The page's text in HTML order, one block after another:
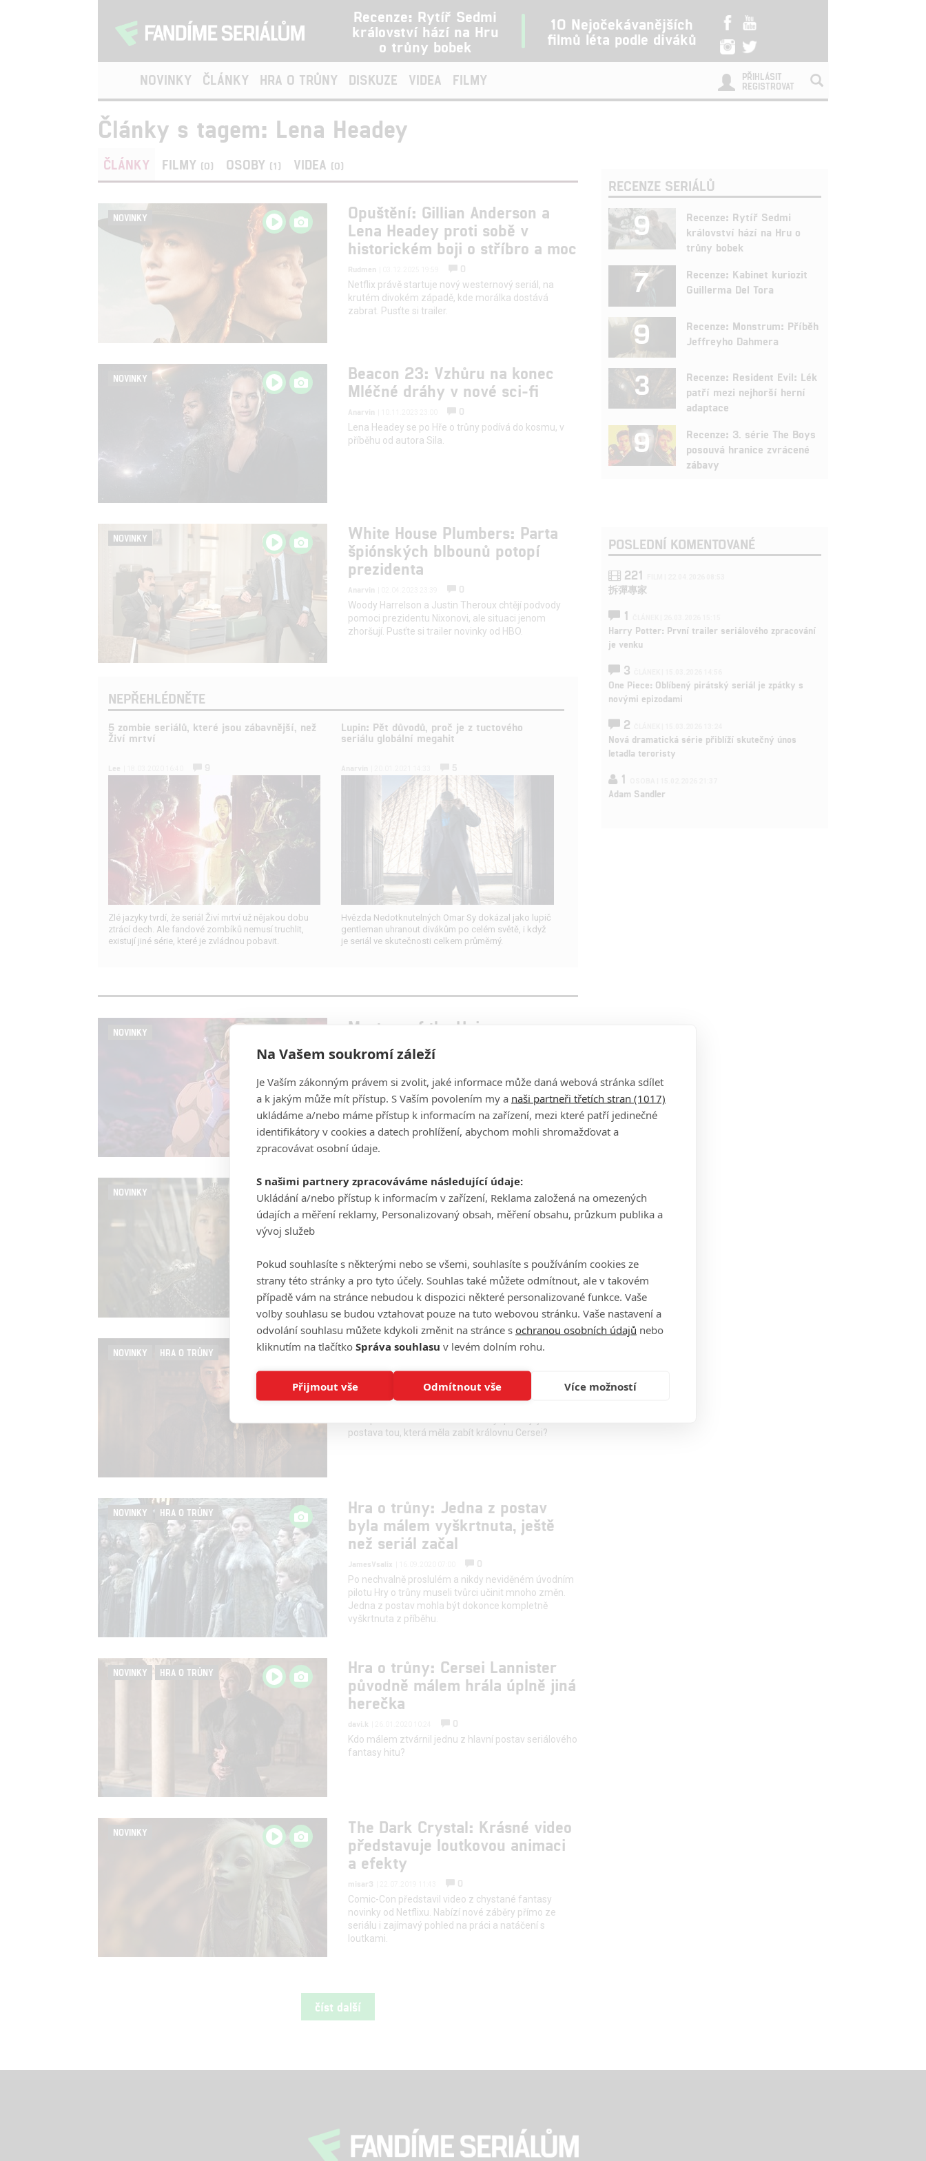
Recenze: Rytíř Sedmi
království hází na Hru
o trůny bobek
10 Nejočekávanějších
filmů léta podle diváků
NOVINKY ČLÁNKY HRA O TRŮNY DISKUZE VIDEA FILMY
PŘIHLÁSIT
REGISTROVAT
Články s tagem: Lena Headey
ČLÁNKY FILMY (0) OSOBY (1) VIDEA (0)
NOVINKY
Opuštění: Gillian Anderson a
Lena Headey proti sobě v
historickém boji o stříbro a moc
Rudmen
0
Netflix právě startuje nový westernový seriál, na
krutém divokém západě, kde morálka dostává
zabrat. Pusťte si trailer.
NOVINKY
Beacon 23: Vzhůru na konec
Mléčné dráhy v nové sci-fi
Anarvin
0
Lena Headey se po Hře o trůny podívá do kosmu, v
příběhu od autora Sila.
NOVINKY
White House Plumbers: Parta
špiónských blbounů potopí
prezidenta
Anarvin
0
Woody Harrelson a Justin Theroux chtějí podvody
pomoci prezidentu Nixonovi, ale situaci jenom
zhoršují. Pusťte si trailer novinky od HBO.
NEPŘEHLÉDNĚTE
5 zombie seriálů, které jsou zábavnější, než
Živí mrtví
Zlé jazyky tvrdí, že seriál Živí mrtví už nějakou dobu
ztrácí dech. Ale fandové zombíků nemusí truchlit,
existují jiné série, které je zvládnou pobavit.
Lupin: Pět důvodů, proč je z tuctového
seriálu globální megahit
Hvězda Nedotknutelných Omar Sy dokázal jako lupič
gentleman uhranout divákům po celém světě, i když
je seriál ve skutečnosti celkem průměrný.
NOVINKY
Masters of the Universe:
Populární He-Man se tento
týden vrátí na Netflixu
Anarvin | 21.07.2021 15:50
0
Kevin Smith přivedl k životu nové příběhy z fantasy
světa plného magie, mečů a monster. Mrkněte na
trailery, seznamte se.
NOVINKY
Beacon 23: Lena Headey se v
napínavém thrilleru stane
strážkyní vesmírného majáku
Sci-fi od autora populárního Sila se dočká
seriálového zpracování.
NOVINKY HRA O TRŮNY
Hra o trůny: Představitelka
kdo zabije Cersei
davi.k
0
postava tou, která měla zabít královnu Cersei?
NOVINKY HRA O TRŮNY
Hra o trůny: Jedna z postav
byla málem vyškrtnuta, ještě
než seriál začal
JamesVsalix
0
Po nechvalně proslulém a nikdy neviděném úvodním
pilotu Hry o trůny museli tvůrci učinit mnoho změn.
Jedna z postav mohla být dokonce kompletně
vyškrtnuta z příběhu.
NOVINKY HRA O TRŮNY
Hra o trůny: Cersei Lannister
původně málem hrála úplně jiná
herečka
davi.k
0
Kdo málem ztvárnil jednu z hlavní postav seriálového
fantasy hitu?
NOVINKY
The Dark Crystal: Krásné video
představuje loutkovou animaci
a efekty
misar3
0
Comic-Con představil video z chystané fantasy
novinky od Netflixu. Nabízí nové záběry přímo ze
seriálu i zajímavý pohled na práci a natáčení s
loutkami.
číst další
RECENZE SERIÁLŮ
9
Recenze: Rytíř Sedmi
království hází na Hru o
trůny bobek
7
Recenze: Kabinet kuriozit
Guillerma Del Tora
9
Recenze: Monstrum: Příběh
Jeffreyho Dahmera
3
Recenze: Resident Evil: Lék
patří mezi nejhorší herní
adaptace
9
Recenze: 3. série The Boys
posouvá hranice zvrácené
zábavy
POSLEDNÍ KOMENTOVANÉ
221
拆彈專家
1
Harry Potter: První trailer seriálového zpracování
je venku
3
One Piece: Oblíbený pirátský seriál je zpátky s
novými epizodami
2
Nová dramatická série přiblíží skutečný únos
letadla teroristy
1
Adam Sandler
Na Vašem soukromí záleží
Je Vaším zákonným právem si zvolit, jaké informace může daná webová stránka sdílet
a k jakým může mít přístup. S Vaším povolením my a naši partneři třetích stran (1017)
ukládáme a/nebo máme přístup k informacím na zařízení, mezi které patří jedinečné
identifikátory v cookies a datech prohlížení, abychom mohli shromažďovat a
zpracovávat osobní údaje.
S našimi partnery zpracováváme následující údaje:
Ukládání a/nebo přístup k informacím v zařízení, Reklama založená na omezených
údajích a měření reklamy, Personalizovaný obsah, měření obsahu, průzkum publika a
vývoj služeb
Pokud souhlasíte s některými nebo se všemi, souhlasíte s používáním cookies ze
strany této stránky a pro tyto účely. Souhlas také můžete odmítnout, ale v takovém
případě vám na stránce nebudou k dispozici některé personalizované funkce. Vaše
volby souhlasu se budou vztahovat pouze na tuto webovou stránku. Vaše nastavení a
odvolání souhlasu můžete kdykoli změnit na stránce s ochranou osobních údajů nebo
kliknutím na tlačítko Správa souhlasu v levém dolním rohu.
Přijmout vše Odmítnout vše Více možností